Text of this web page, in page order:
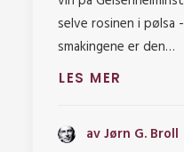
selve rosinen i pølsa
smakingene er den…
LES MER
av Jørn G. Broll